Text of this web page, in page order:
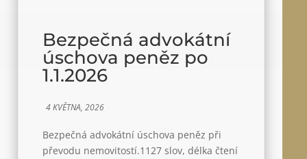
Bezpečná advokátní
úschova peněz po
1.1.2026
4 KVĚTNA, 2026
Bezpečná advokátní úschova peněz při
převodu nemovitostí.1127 slov, délka čtení